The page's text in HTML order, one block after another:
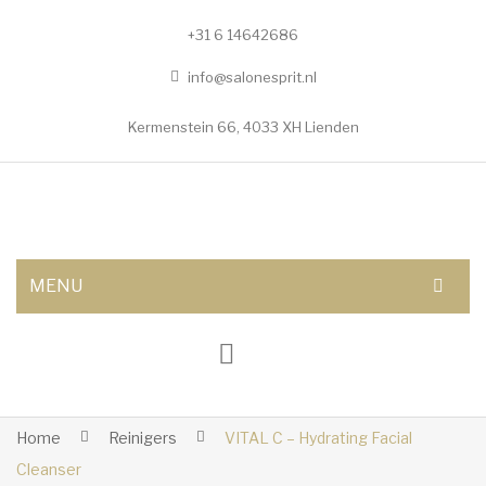
+31 6 14642686
info@salonesprit.nl
Kermenstein 66, 4033 XH Lienden
MENU
BEHANDELINGEN
Botox/fillers
Home Reinigers
VITAL C – Hydrating Facial
Cleanser